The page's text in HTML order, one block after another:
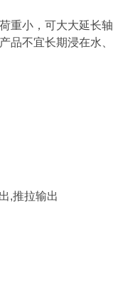
重小，可大大延长轴
品不宜长期浸在水、
,推拉输出